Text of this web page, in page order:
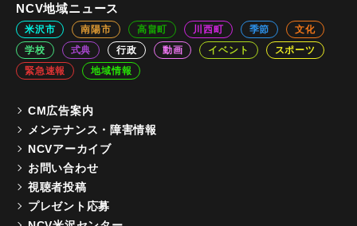
NCV地域ニュース
米沢市 南陽市 高畠町 川西町 季節
文化
学校
式典 行政 動画 イベント
スポーツ
緊急速報
地域情報
CM広告案内
メンテナンス・障害情報
NCVアーカイブ
お問い合わせ
視聴者投稿
プレゼント応募